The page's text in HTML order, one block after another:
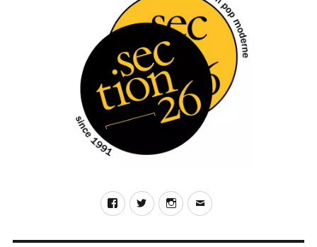
FacebookTwitterInstagram
E-